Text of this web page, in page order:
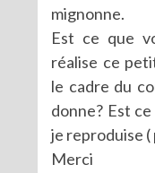
mignonne.
Est ce que
réalise ce
le cadre du
donne? Est
je reproduise
Merci